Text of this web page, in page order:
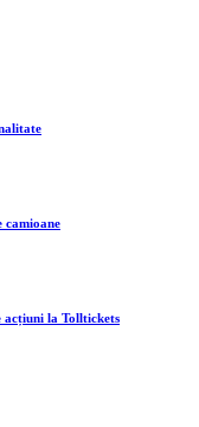
camioane
la Tolltickets